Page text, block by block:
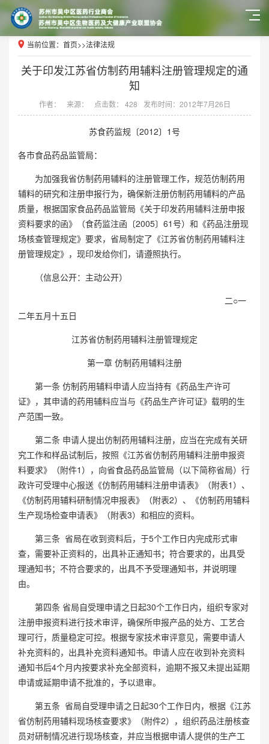
当前位置： 首页>>法律法规
关于印发江苏省仿制药用辅料注册管理规定的通
知
作者： 来源： 点击数： 428 发布时间：2012年7月26日
苏食药监规〔2012〕 1号
各市食品药品监管局：
为加强我省仿制药用辅料的注册管理工作，规范仿制药用
辅料的研究和注册申报行为，确保新注册仿制药用辅料的产品
质量，根据国家食品药品监管局《关于印发药用辅料注册申报
资料要求的函》（食药监注函〔2005〕 61号）和《药品注册现
场核查管理规定》要求，省局制定了《江苏省仿制药用辅料注
册管理规定》，现印发给你们，请遵照执行。
（信息公开：主动公开）
二○一
二年五月十五日
江苏省仿制药用辅料注册管理规定
第一章 仿制药用辅料注册
第一条 仿制药用辅料申请人应当持有《药品生产许可
证》，其申请的药用辅料应当与《药品生产许可证》载明的生
产范围一致。
第二条 申请人提出仿制药用辅料注册，应当在完成有关研
究工作和样品试制后，按照《江苏省仿制药用辅料注册申报资
料要求》（附件1），向省食品药品监管局（以下简称省局） 行
政许可受理中心报送《仿制药用辅料注册申请表》（附表1）、
《仿制药用辅料研制情况申报表》（附表2）、《仿制药用辅料
生产现场检查申请表》（附表3）和相应的资料。
第三条 省局在收到资料后，于5个工作日内完成形式审
查，需要补正资料的，出具补正通知书；符合要求的，出具受
理通知书；不符合要求的，出具不予受理通知书，并说明理
由。
第四条 省局自受理申请之日起30个工作日内，组织专家对
注册申报资料进行技术审评，确保所申报产品的处方、工艺合
理可行，质量稳定可控。根据专家技术审评意见，需要申请人
补充资料的，出具补充资料通知书。申请人应在收到补充资料
通知书后4个月内按要求补充全部资料，逾期不报又未提出延期
申请或延期申请不批准的，予以退审。
第五条 省局自受理申请之日起30个工作日内，根据《江苏
省仿制药用辅料现场核查要求》（附件2）， 组织药品注册核查
员对研制情况进行现场核查，并应当根据申请人提供的生产工